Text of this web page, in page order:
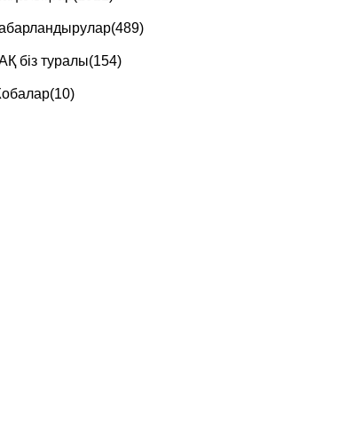
(489)
біз туралы(154)
(10)